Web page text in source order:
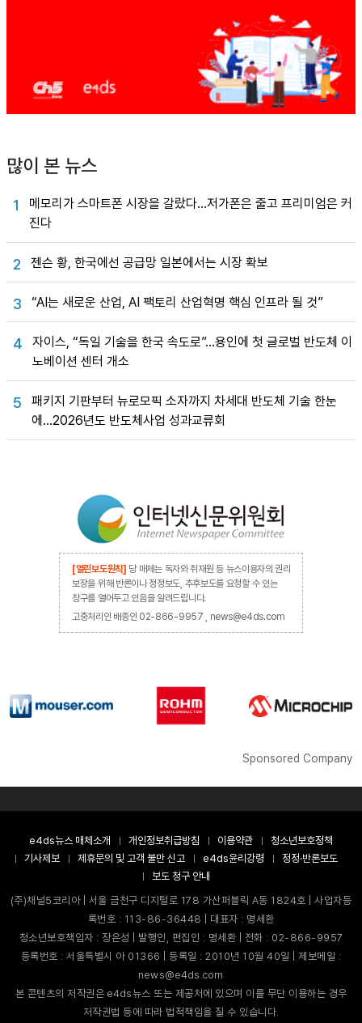
많이 본 뉴스
1
메모리가 스마트폰 시장을 갈랐다…저가폰은 줄고 프리미엄은 커
진다
2 젠슨 황, 한국에선 공급망 일본에서는 시장 확보
3 “AI는 새로운 산업, AI 팩토리 산업혁명 핵심 인프라 될 것”
4
자이스, “독일 기술을 한국 속도로”…용인에 첫 글로벌 반도체 이
노베이션 센터 개소
5
패키지 기판부터 뉴로모픽 소자까지 차세대 반도체 기술 한눈
에…2026년도 반도체사업 성과교류회
[열린보도원칙] 당 매체는 독자와 취재원 등 뉴스이용자의 권리
보장을 위해 반론이나 정정보도, 추후보도를 요청할 수 있는
창구를 열어두고 있음을 알려드립니다.
고충처리인 배종인 02-866-9957 , news@e4ds.com
Sponsored Company
e4ds뉴스 매체소개 개인정보취급방침 이용약관
청소년보호정책
기사제보
제휴문의 및 고객 불만 신고 e4ds윤리강령
정정·반론보도
보도 청구 안내
(주)채널5코리아 | 서울 금천구 디지털로 178 가산퍼블릭 A동 1824호 | 사업자등
록번호 : 113-86-36448 | 대표자 : 명세환
청소년보호책임자 : 장은성 | 발행인, 편집인 : 명세환 | 전화 : 02-866-9957
등록번호 : 서울특별시 아 01366 | 등록일 : 2010년 10월 40일 | 제보메일 :
news@e4ds.com
본 콘텐츠의 저작권은 e4ds뉴스 또는 제공처에 있으며 이를 무단 이용하는 경우
저작권법 등에 따라 법적책임을 질 수 있습니다.